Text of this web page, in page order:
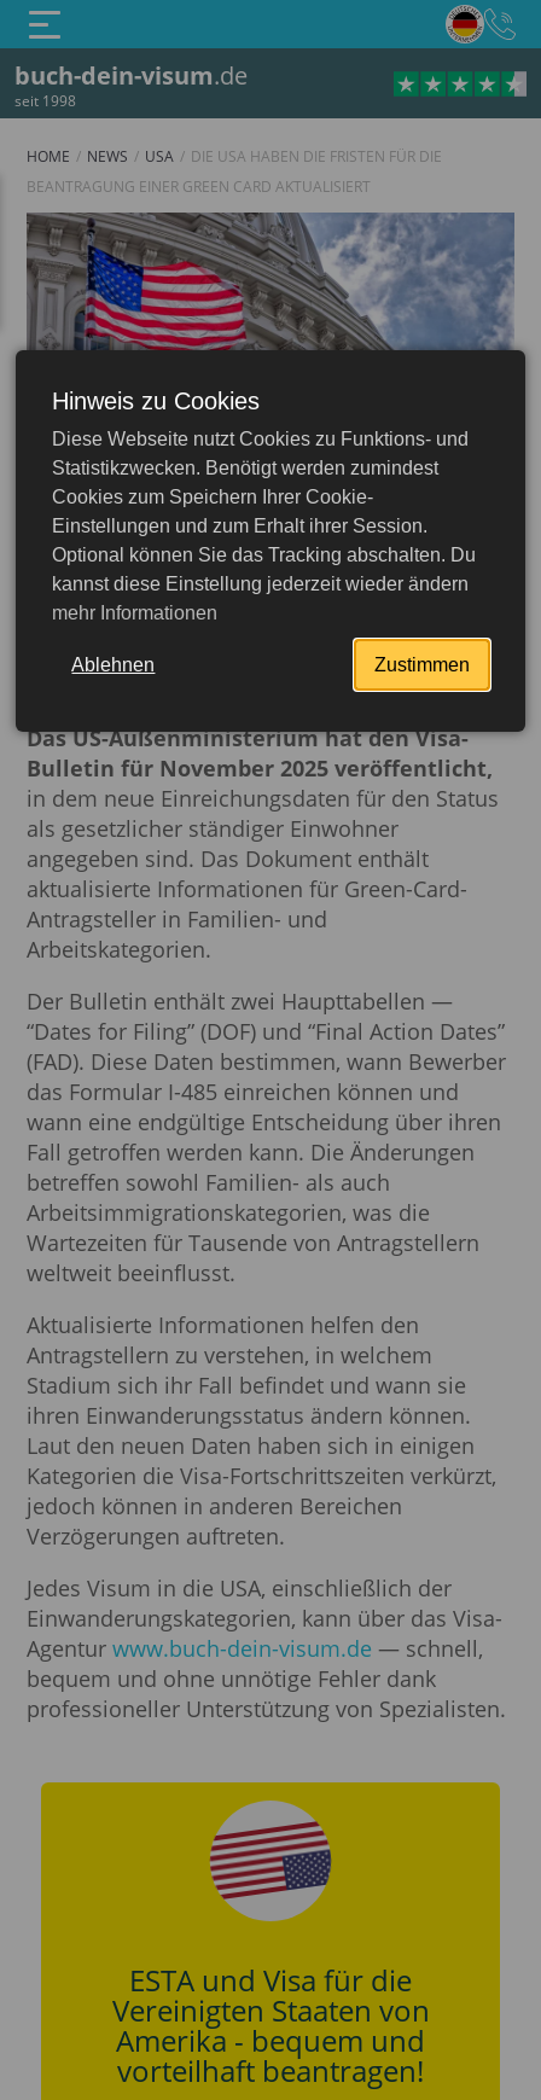
buch-dein-visum.de
seit 1998
USA
jetzt beantragen
HOME NEWS USA
DIE USA HABEN DIE FRISTEN FÜR DIE
BEANTRAGUNG EINER GREEN CARD AKTUALISIERT
22.10.2025
Die USA haben die Fristen
für die Beantragung einer
Green Card aktualisiert
Das US-Außenministerium hat den Visa-
Bulletin für November 2025 veröffentlicht,
in dem neue Einreichungsdaten für den Status
als gesetzlicher ständiger Einwohner
angegeben sind. Das Dokument enthält
aktualisierte Informationen für Green-Card-
Antragsteller in Familien- und
Arbeitskategorien.
Der Bulletin enthält zwei Haupttabellen —
“Dates for Filing” (DOF) und “Final Action Dates”
(FAD). Diese Daten bestimmen, wann Bewerber
das Formular I-485 einreichen können und
wann eine endgültige Entscheidung über ihren
Fall getroffen werden kann. Die Änderungen
betreffen sowohl Familien- als auch
Arbeitsimmigrationskategorien, was die
Wartezeiten für Tausende von Antragstellern
weltweit beeinflusst.
Aktualisierte Informationen helfen den
Antragstellern zu verstehen, in welchem
Stadium sich ihr Fall befindet und wann sie
ihren Einwanderungsstatus ändern können.
Laut den neuen Daten haben sich in einigen
Kategorien die Visa-Fortschrittszeiten verkürzt,
jedoch können in anderen Bereichen
Verzögerungen auftreten.
Jedes Visum in die USA, einschließlich der
Einwanderungskategorien, kann über das Visa-
Agentur www.buch-dein-visum.de — schnell,
bequem und ohne unnötige Fehler dank
professioneller Unterstützung von Spezialisten.
ESTA und Visa für die
Vereinigten Staaten von
Amerika - bequem und
vorteilhaft beantragen!
Hinweis zu Cookies
Diese Webseite nutzt Cookies zu Funktions- und
Statistikzwecken. Benötigt werden zumindest
Cookies zum Speichern Ihrer Cookie-
Einstellungen und zum Erhalt ihrer Session.
Optional können Sie das Tracking abschalten. Du
kannst diese Einstellung jederzeit wieder ändern
mehr Informationen
Ablehnen Zustimmen